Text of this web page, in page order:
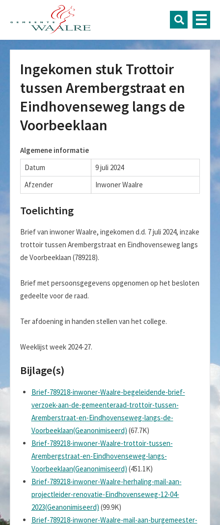
Ingekomen stuk Trottoir
tussen Arembergstraat en
Eindhovenseweg langs de
Voorbeeklaan
Algemene informatie
Datum
9 juli 2024
Afzender
Inwoner Waalre
Toelichting
Brief van inwoner Waalre, ingekomen d.d. 7 juli 2024, inzake
trottoir tussen Arembergstraat en Eindhovenseweg langs
de Voorbeeklaan (789218).
Brief met persoonsgegevens opgenomen op het besloten
gedeelte voor de raad.
Ter afdoening in handen stellen van het college.
Weeklijst week 2024-27.
Bijlage(s)
Brief-789218-inwoner-Waalre-begeleidende-brief-
verzoek-aan-de-gemeenteraad-trottoir-tussen-
Aremberstraat-en-Eindhovenseweg-langs-de-
Voorbeeklaan(Geanonimiseerd) (67.7K)
Brief-789218-inwoner-Waalre-trottoir-tussen-
Arembergstraat-en-Eindhovenseweg-langs-
Voorbeeklaan(Geanonimiseerd) (451.1K)
Brief-789218-inwoner-Waalre-herhaling-mail-aan-
projectleider-renovatie-Eindhovenseweg-12-04-
2023(Geanonimiseerd) (99.9K)
Brief-789218-inwoner-Waalre-mail-aan-burgemeester-